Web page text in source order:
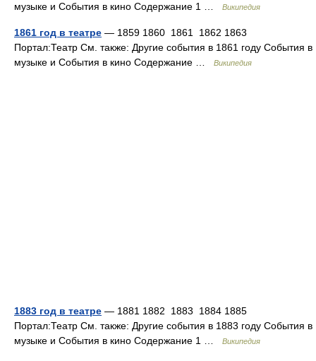
музыке и События в кино Содержание 1 …
Википедия
1861 год в театре — 1859 1860 1861 1862 1863
Портал:Театр См. также: Другие события в 1861 году События в
музыке и События в кино Содержание …
Википедия
1883 год в театре — 1881 1882 1883 1884 1885
Портал:Театр См. также: Другие события в 1883 году События в
музыке и События в кино Содержание 1 …
Википедия